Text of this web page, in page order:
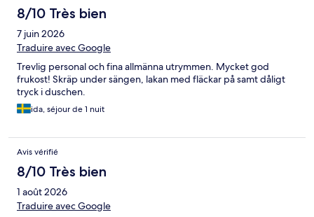
8/10 Très bien
7 juin 2026
Traduire avec Google
Trevlig personal och fina allmänna utrymmen. Mycket god
frukost! Skräp under sängen, lakan med fläckar på samt dåligt
tryck i duschen.
ida, séjour de 1 nuit
Avis vérifié
8/10 Très bien
1 août 2026
Traduire avec Google